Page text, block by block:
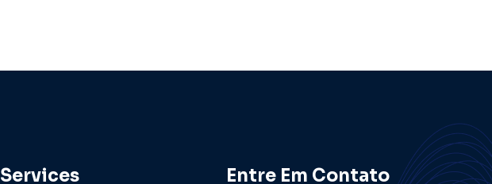
Services Entre Em Contato